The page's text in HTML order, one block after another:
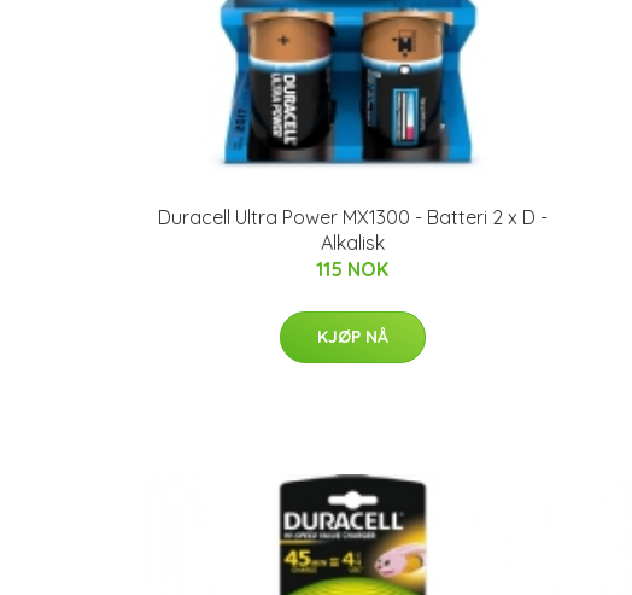
Duracell Ultra Power MX1300 - Batteri 2 x D -
Alkalisk
115 NOK
KJØP NÅ